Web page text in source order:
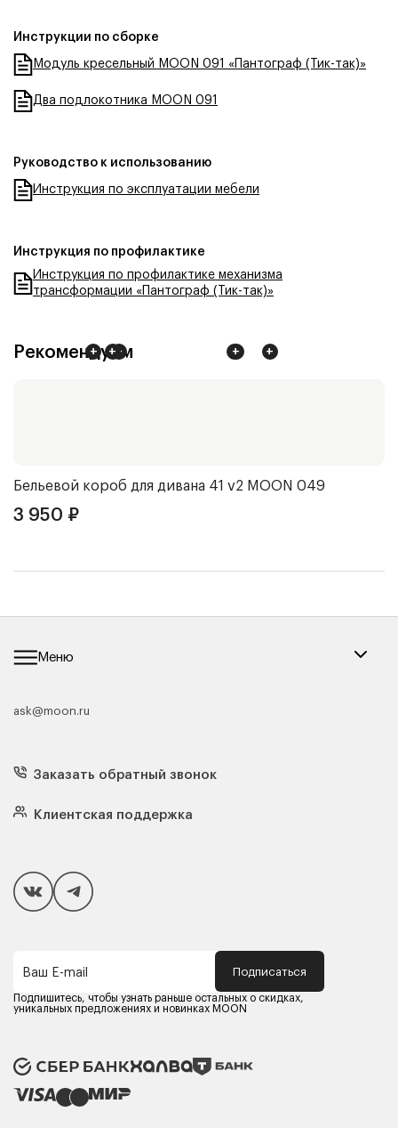
Инструкции по сборке
Модуль кресельный MOON 091 «Пантограф (Тик-так)»
Два подлокотника MOON 091
Руководство к использованию
Инструкция по эксплуатации мебели
Инструкция по профилактике
Инструкция по профилактике механизма
трансформации «Пантограф (Тик-так)»
+ +
+ +
+ +
Рекомендуем
Бельевой короб для дивана 41 v2 MOON 049
3 950 ₽
Меню
Каталог мебели
Кресла
Матрасы
Подушки
Чехлы и наматрасники
Покупателям
Способы оплаты
Компания MOON
Оферта
Политика конфиденциальности
Карьера в MOON
ask@moon.ru
Заказать обратный звонок
Клиентская поддержка
Ваш E-mail Подписаться
Подпишитесь, чтобы узнать раньше остальных о скидках,
уникальных предложениях и новинках MOON